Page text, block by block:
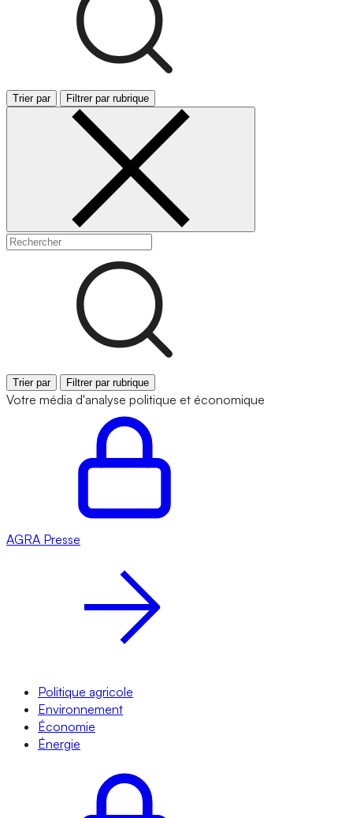
Trier par Filtrer par rubrique
Trier par Filtrer par rubrique
Votre média d'analyse politique et économique
AGRA Presse
Politique agricole
Environnement
Économie
Énergie